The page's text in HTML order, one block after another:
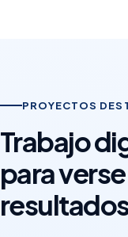
PROYECTOS
Trabajo
para